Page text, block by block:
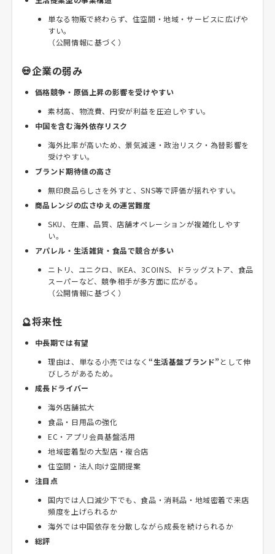
単なる物販で終わらず、住空間・地域・サービスに広げや
すい。
（公開情報に基づく）
💀企業の弱み
価格競争・原価上昇の影響を受けやすい
素材高、物流費、円安が利益を圧迫しやすい。
中国を含む海外依存リスク
海外比率が高いため、景気減速・政治リスク・為替影響を
受けやすい。
ブランド期待値の高さ
無印良品らしさを外すと、SNS等で評価が揺れやすい。
商品レンジの広さゆえの運営難度
SKU、在庫、品質、店舗オペレーションが複雑化しやす
い。
アパレル・生活雑貨・食品で競合が多い
ニトリ、ユニクロ、IKEA、3COINS、ドラッグストア、食品
スーパーなど、競争相手が多方面に広がる。
（公開情報に基づく）
🔮将来性
中長期では有望
理由は、単なる小売ではなく “生活基盤ブランド” として伸
びしろがあるため。
成長ドライバー
海外店舗拡大
食品・日用品の強化
EC・アプリ会員基盤活用
地域密着型の大型店・複合店
住空間・法人向け空間提案
注目点
国内では人口減少下でも、食品・消耗品・地域密着で来店
頻度を上げられるか
海外では中国依存を分散しながら成長を続けられるか
総評